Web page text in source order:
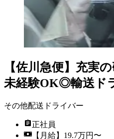
【佐川急便】充実
未経験OK◎輸送ド
その他配送ドライバー
正社員
【月給】19.7万円〜